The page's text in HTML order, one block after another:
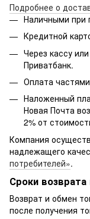
Подробнее о
Наличными при
Кредитной
Через кассу
Приватбанк.
Оплата
Наложенный
Новая Почта
2% от
Компания
надлежащего
потребителей».
Сроки
Возврат и обмен
после получения